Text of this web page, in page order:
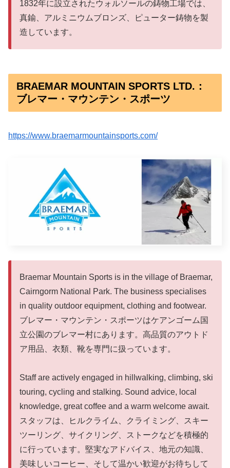
1832年に設立されたウォルソールの鋳物工場では、
真鍮、アルミニウムブロンズ、ピューター鋳物を製
造しています。
BRAEMAR MOUNTAIN SPORTS LTD.：
ブレマー・マウンテン・スポーツ
https://www.braemarmountainsports.com/
Braemar Mountain Sports is in the village of Braemar,
Cairngorm National Park. The business specialises
in quality outdoor equipment, clothing and footwear.
ブレマー・マウンテン・スポーツはケアンゴーム国
立公園のブレマー村にあります。高品質のアウトド
ア用品、衣類、靴を専門に扱っています。
Staff are actively engaged in hillwalking, climbing, ski
touring, cycling and stalking. Sound advice, local
knowledge, great coffee and a warm welcome await.
スタッフは、ヒルクライム、クライミング、スキー
ツーリング、サイクリング、ストークなどを積極的
に行っています。堅実なアドバイス、地元の知識、
美味しいコーヒー、そして温かい歓迎がお待ちして